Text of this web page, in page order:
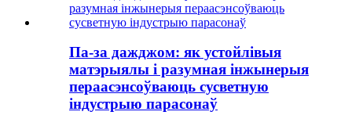
Па-за дажджом: як устойлівыя
матэрыялы і разумная інжынерыя
пераасэнсоўваюць сусветную
індустрыю парасонаў